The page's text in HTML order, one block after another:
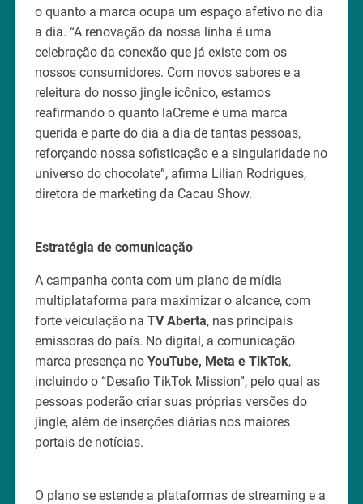
o quanto a marca ocupa um espaço afetivo no dia
a dia. “A renovação da nossa linha é uma
celebração da conexão que já existe com os
nossos consumidores. Com novos sabores e a
releitura do nosso jingle icônico, estamos
reafirmando o quanto laCreme é uma marca
querida e parte do dia a dia de tantas pessoas,
reforçando nossa sofisticação e a singularidade no
universo do chocolate”, afirma Lilian Rodrigues,
diretora de marketing da Cacau Show.
Estratégia de comunicação
A campanha conta com um plano de mídia
multiplataforma para maximizar o alcance, com
forte veiculação na TV Aberta, nas principais
emissoras do país. No digital, a comunicação
marca presença no YouTube, Meta e TikTok,
incluindo o “Desafio TikTok Mission”, pelo qual as
pessoas poderão criar suas próprias versões do
jingle, além de inserções diárias nos maiores
portais de notícias.
O plano se estende a plataformas de streaming e a